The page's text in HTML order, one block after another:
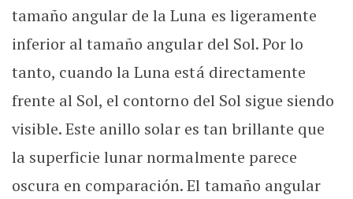
tamaño angular de la Luna es ligeramente
inferior al tamaño angular del Sol. Por lo
tanto, cuando la Luna está directamente
frente al Sol, el contorno del Sol sigue siendo
visible. Este anillo solar es tan brillante que
la superficie lunar normalmente parece
oscura en comparación. El tamaño angular